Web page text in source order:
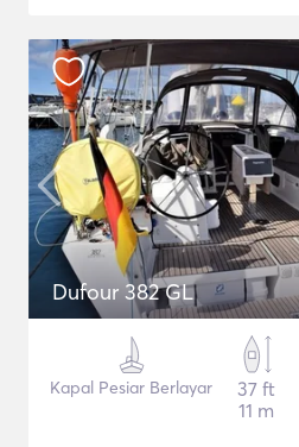
Dufour 382 GL
Kapal Pesiar Berlayar
37 ft
11 m